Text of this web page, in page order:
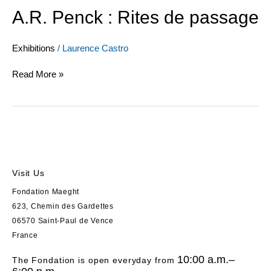
A.R. Penck : Rites de passage
Exhibitions / Laurence Castro
Read More »
Visit Us
Fondation Maeght
623, Chemin des Gardettes
06570 Saint-Paul de Vence
France
The Fondation is open everyday from 10:00 a.m.–